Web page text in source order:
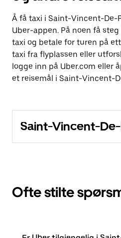
Å få taxi i Saint-Vincent-De-
Uber-appen. På noen få
taxi og betale for turen på
taxi fra flyplassen eller
logge inn på Uber.com eller
et reisemål i Saint-Vincent-
Saint-Vincent-
Ofte stilte